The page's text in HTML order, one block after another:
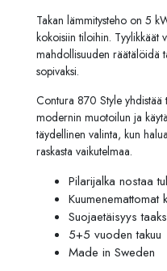
Takan lämmitysteho on 5
kokoisiin tiloihin. Tyylikkäät
mahdollisuuden räätälöidä
sopivaksi.
Contura 870 Style yhdistää
modernin muotoilun ja
täydellinen valinta, kun
raskasta vaikutelmaa.
Pilarijalka nostaa
Kuumenemattomat
Suojaetäisyys
5+5 vuoden takuu
Made in Sweden